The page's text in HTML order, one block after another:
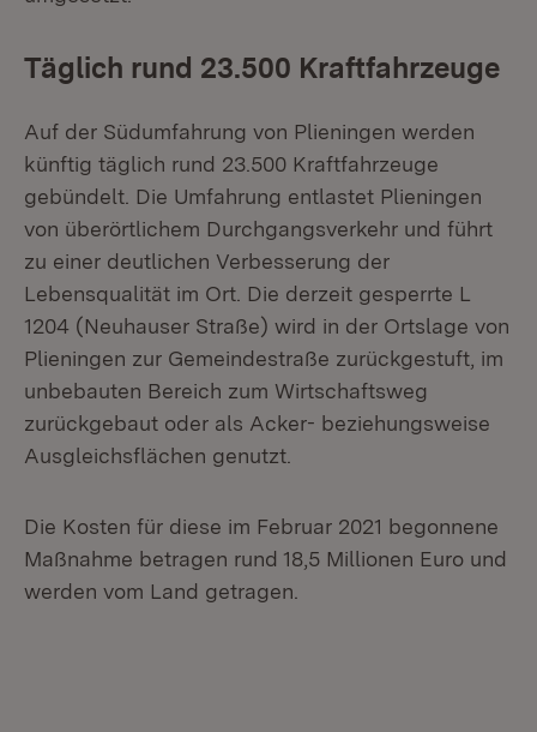
Täglich rund 23.500 Kraftfahrzeuge
Auf der Südumfahrung von Plieningen werden
künftig täglich rund 23.500 Kraftfahrzeuge
gebündelt. Die Umfahrung entlastet Plieningen
von überörtlichem Durchgangsverkehr und führt
zu einer deutlichen Verbesserung der
Lebensqualität im Ort. Die derzeit gesperrte L
1204 (Neuhauser Straße) wird in der Ortslage von
Plieningen zur Gemeindestraße zurückgestuft, im
unbebauten Bereich zum Wirtschaftsweg
zurückgebaut oder als Acker- beziehungsweise
Ausgleichsflächen genutzt.
Die Kosten für diese im Februar 2021 begonnene
Maßnahme betragen rund 18,5 Millionen Euro und
werden vom Land getragen.